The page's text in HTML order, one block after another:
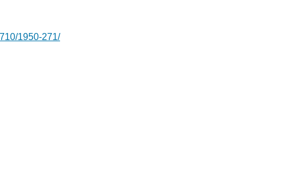
1950-271/